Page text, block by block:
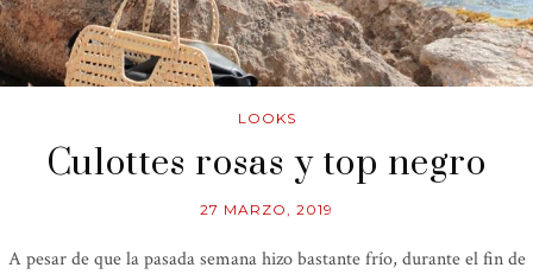
LOOKS
Culottes rosas y top negro
27 MARZO, 2019
A pesar de que la pasada semana hizo bastante frío, durante el fin de